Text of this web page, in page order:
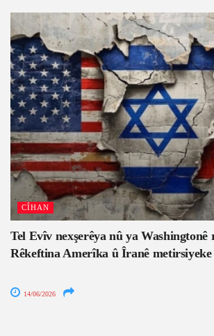
CÎHAN
Tel Evîv nexşerêya nû ya Washingtonê
Rêkeftina Amerîka û Îranê metirsiyeke
14/06/2026